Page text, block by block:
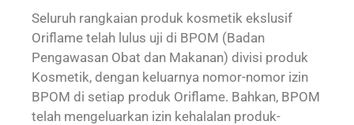
Seluruh rangkaian produk kosmetik ekslusif
Oriflame telah lulus uji di BPOM (Badan
Pengawasan Obat dan Makanan) divisi produk
Kosmetik, dengan keluarnya nomor-nomor izin
BPOM di setiap produk Oriflame. Bahkan, BPOM
telah mengeluarkan izin kehalalan produk-